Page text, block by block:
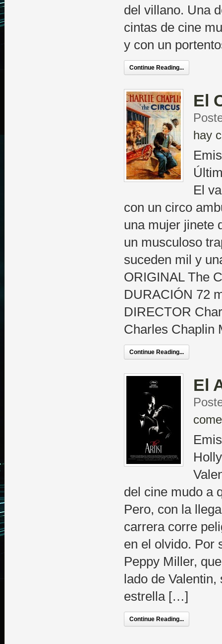
del villano. Una
cintas de cine
y con un
Continue Reading...
El
hay
El
con un circo
una mujer jinete
un musculoso
suceden mil y
ORIGINAL The
DURACIÓN 72
DIRECTOR
Charles Chaplin
Continue Reading...
El
del cine mudo a
Pero, con la
carrera corre
en el olvido. Por
Peppy Miller,
lado de
estrella […]
Continue Reading...